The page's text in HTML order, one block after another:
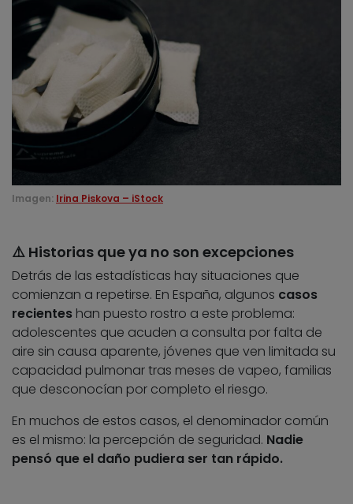
Imagen: Irina Piskova – iStock
⚠️ Historias que ya no son excepciones
Detrás de las estadísticas hay situaciones que
comienzan a repetirse. En España, algunos casos
recientes han puesto rostro a este problema:
adolescentes que acuden a consulta por falta de
aire sin causa aparente, jóvenes que ven limitada su
capacidad pulmonar tras meses de vapeo, familias
que desconocían por completo el riesgo.
En muchos de estos casos, el denominador común
es el mismo: la percepción de seguridad. Nadie
pensó que el daño pudiera ser tan rápido.